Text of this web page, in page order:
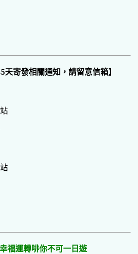
天寄發相關通知，請留意信箱】
福運轉啡你不可一日遊